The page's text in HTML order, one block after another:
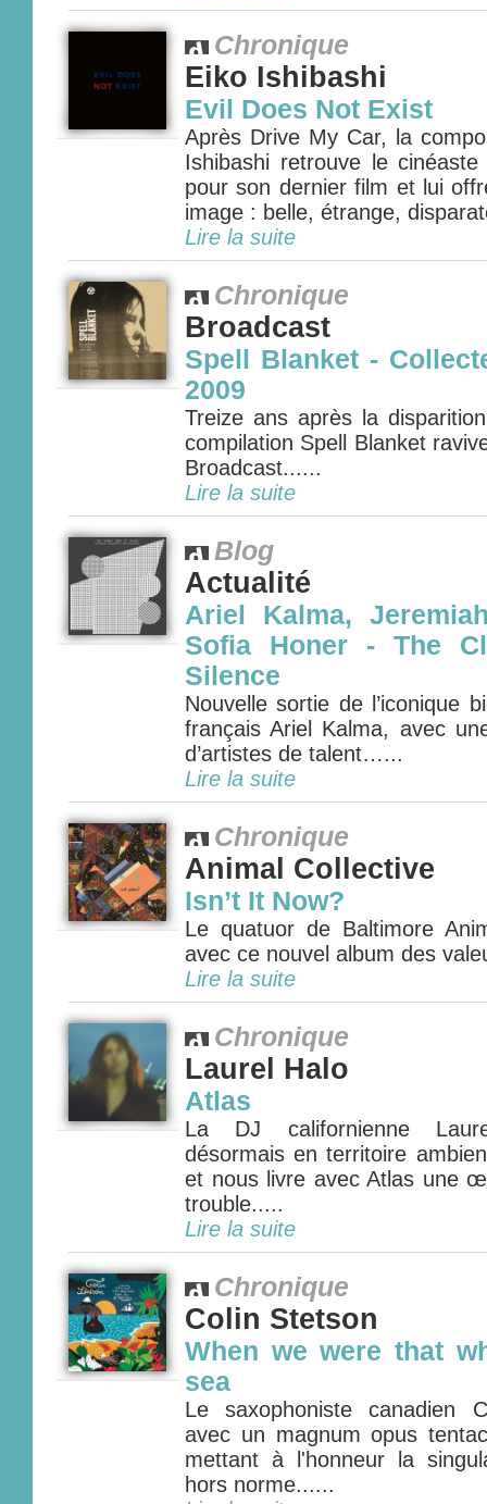
Chronique
Eiko Ishibashi
Evil Does Not Exist
Après Drive My Car, la
Ishibashi retrouve le
pour son dernier film et lui
image : belle, étrange,
Lire la suite
Chronique
Broadcast
Spell Blanket -
2009
Treize ans après la
compilation Spell Blanket
Broadcast......
Lire la suite
Blog
Actualité
Ariel Kalma,
Sofia Honer - The
Silence
Nouvelle sortie de l’iconique
français Ariel Kalma, avec
d’artistes de talent…...
Lire la suite
Chronique
Animal Collective
Isn’t It Now?
Le quatuor de Baltimore
avec ce nouvel album des
Lire la suite
Chronique
Laurel Halo
Atlas
La DJ californienne
désormais en territoire
et nous livre avec Atlas une
trouble.....
Lire la suite
Chronique
Colin Stetson
When we were that
sea
Le saxophoniste canadien
avec un magnum opus
mettant à l'honneur la
hors norme......